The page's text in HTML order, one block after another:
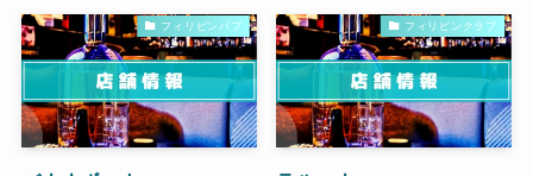
フィリピンパブ フィリピンクラブ